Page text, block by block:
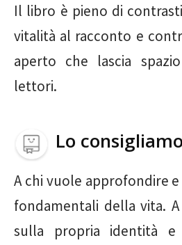
Il libro è pieno di
vitalità al racconto e
aperto che lascia
lettori.
Lo
A chi vuole approfondire
fondamentali della vita.
sulla propria identità